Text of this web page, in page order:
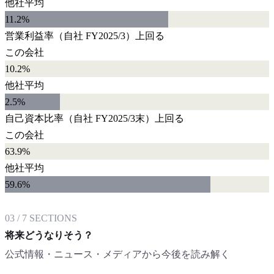
他社平均
11.2%
営業利益率 （自社 FY2025/3）
上回る
この会社
10.2%
他社平均
2.5%
自己資本比率 （自社 FY2025/3末）
上回る
この会社
63.9%
他社平均
59.6%
03 / 7 SECTIONS
将来どうなりそう？
公式情報・ニュース・メディアから今後を読み解く